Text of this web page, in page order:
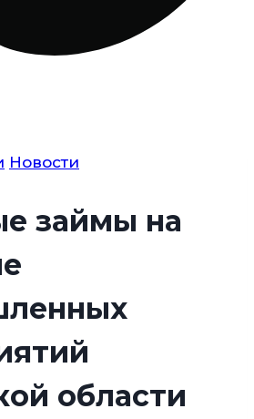
Новости
займы на
области